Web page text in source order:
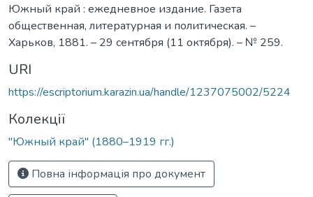
Южный край : ежедневное издание. Газета
общественная, литературная и политическая. –
Харьков, 1881. – 29 сентября (11 октября). – № 259.
URI
https://escriptorium.karazin.ua/handle/1237075002/5224
Колекції
"Южный край" (1880–1919 гг.)
Повна інформація про документ